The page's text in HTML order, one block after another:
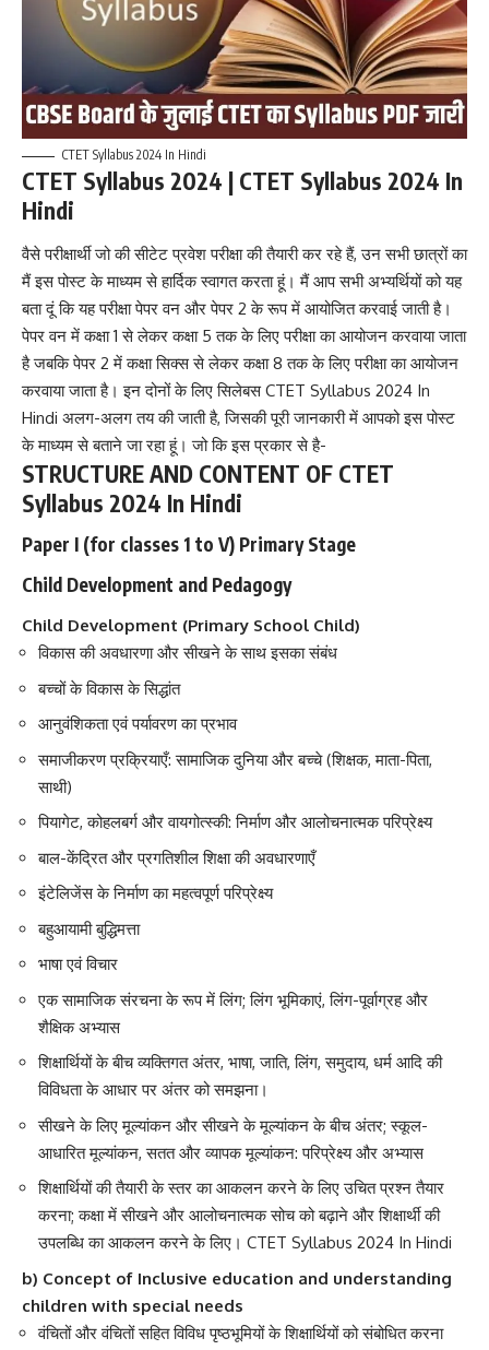
CTET Syllabus 2024 In Hindi
CTET Syllabus 2024 | CTET Syllabus 2024 In
Hindi
वैसे परीक्षार्थी जो की सीटेट प्रवेश परीक्षा की तैयारी कर रहे हैं, उन सभी छात्रों का
मैं इस पोस्ट के माध्यम से हार्दिक स्वागत करता हूं। मैं आप सभी अभ्यर्थियों को यह
बता दूं कि यह परीक्षा पेपर वन और पेपर 2 के रूप में आयोजित करवाई जाती है।
पेपर वन में कक्षा 1 से लेकर कक्षा 5 तक के लिए परीक्षा का आयोजन करवाया जाता
हैजबकि पेपर 2 में कक्षा सिक्स से लेकर कक्षा 8 तक के लिए परीक्षा का आयोजन
करवाया जाता है। इन दोनों के लिए सिलेबस CTET Syllabus 2024 In
Hindi अलग-अलग तय की जाती है, जिसकी पूरी जानकारी में आपको इस पोस्ट
के माध्यम से बताने जा रहा हूं। जो कि इस प्रकार से है-
STRUCTURE AND CONTENT OF CTET
Syllabus 2024 In Hindi
Paper I (for classes 1 to V) Primary Stage
Child Development and Pedagogy
Child Development (Primary School Child)
विकास की अवधारणा और सीखने के साथ इसका संबंध
बच्चों के विकास के सिद्धांत
आनुवंशिकता एवं पर्यावरण का प्रभाव
समाजीकरण प्रक्रियाएँ: सामाजिक दुनिया और बच्चे (शिक्षक, माता-पिता,
साथी)
पियागेट, कोहलबर्ग और वायगोत्स्की: निर्माण और आलोचनात्मक परिप्रेक्ष्य
बाल-केंद्रित और प्रगतिशील शिक्षा की अवधारणाएँ
इंटेलिजेंस के निर्माण का महत्वपूर्ण परिप्रेक्ष्य
बहुआयामी बुद्धिमत्ता
भाषा एवं विचार
एक सामाजिक संरचना के रूप में लिंग; लिंग भूमिकाएं, लिंग-पूर्वाग्रह और
शैक्षिक अभ्यास
शिक्षार्थियों के बीच व्यक्तिगत अंतर, भाषा, जाति, लिंग, समुदाय, धर्म आदि की
विविधता के आधार पर अंतर को समझना।
सीखने के लिए मूल्यांकन और सीखने के मूल्यांकन के बीच अंतर; स्कूल-
आधारित मूल्यांकन, सतत और व्यापक मूल्यांकन: परिप्रेक्ष्य और अभ्यास
शिक्षार्थियों की तैयारी के स्तर का आकलन करने के लिए उचित प्रश्न तैयार
करना; कक्षा में सीखने और आलोचनात्मक सोच को बढ़ाने और शिक्षार्थी की
उपलब्धि का आकलन करने के लिए। CTET Syllabus 2024 In Hindi
b) Concept of Inclusive education and understanding
children with special needs
वंचितों और वंचितों सहित विविध पृष्ठभूमियों के शिक्षार्थियों को संबोधित करना